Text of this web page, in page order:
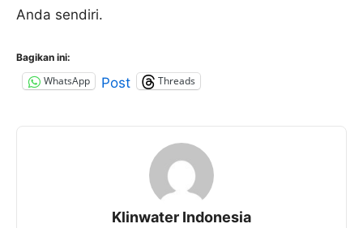
Anda sendiri.
Bagikan ini:
WhatsApp Post Threads
Klinwater Indonesia